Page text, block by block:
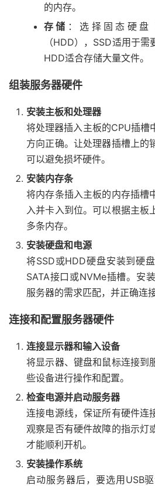
的内存。
存储 ：选择固态硬盘
（HDD），SSD适用于需
HDD适合存储大量文件。
组装服务器硬件
安装主板和处理器
将处理器插入主板的CPU插槽
方向正确。让处理器插槽上的
可以避免损坏硬件。
安装内存条
将内存条插入主板的内存插槽
入并卡入到位。可以根据主板
多条内存。
安装硬盘和电源
将SSD或HDD硬盘安装到硬
SATA接口或NVMe插槽。安
服务器的需求匹配，并正确连
连接和配置服务器硬件
连接显示器和输入设备
将显示器、键盘和鼠标连接到
些设备进行操作和配置。
检查电源并启动服务器
连接电源线，保证所有硬件连
观察是否有硬件故障的指示灯
才能顺利开机。
安装操作系统
启动服务器后，要选用USB